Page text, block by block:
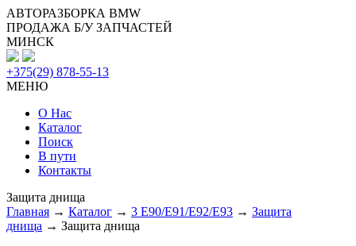
АВТОРАЗБОРКА BMW
ПРОДАЖА Б/У ЗАПЧАСТЕЙ
МИНСК
+375(29) 878-55-13
МЕНЮ
О Нас
Каталог
Поиск
В пути
Контакты
Защита днища
Главная → Каталог → 3 E90/E91/E92/E93 → Защита
днища → Защита днища